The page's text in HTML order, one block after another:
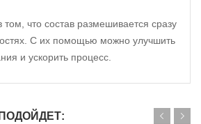
что состав размешивается сразу
С их помощью можно улучшить
и ускорить процесс.